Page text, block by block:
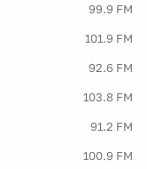
99.9 FM
101.9 FM
92.6 FM
103.8 FM
91.2 FM
100.9 FM